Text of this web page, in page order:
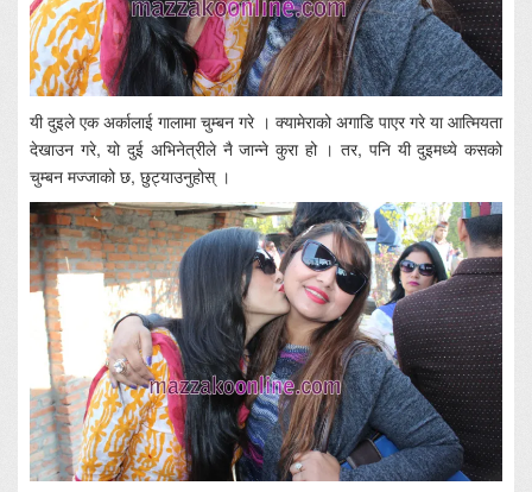
यी दुइले एक अर्कालाई गालामा चुम्बन गरे । क्यामेराको अगाडि पाएर गरे या आत्मियता
देखाउन गरे, यो दुई अभिनेत्रीले नै जान्ने कुरा हो । तर, पनि यी दुइमध्ये कसको
चुम्बन मज्जाको छ, छुट्याउनुहोस् ।